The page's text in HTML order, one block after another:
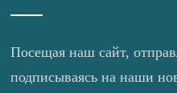
Посещая наш сайт,
подписываясь на наши